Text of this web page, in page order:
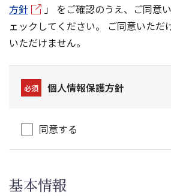
方針
」 をご確認のうえ、ご同意
ェックしてください。 ご同意いただ
いただけません。
必須 個人情報保護方針
同意する
基本情報